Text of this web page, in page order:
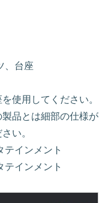
、台座
使用してください。
品とは細部の仕様が
い。
テインメント
テインメント